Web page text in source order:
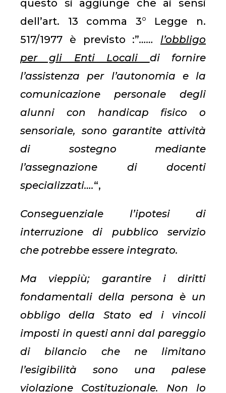
questo si aggiunge che ai sensi
dell’art. 13 comma 3° Legge n.
517/1977 è previsto :”…… l’obbligo
per gli Enti Locali di fornire
l’assistenza per l’autonomia e la
comunicazione personale degli
alunni con handicap fisico o
sensoriale, sono garantite attività
di sostegno mediante
l’assegnazione di docenti
specializzati….“,
Conseguenziale l’ipotesi di
interruzione di pubblico servizio
che potrebbe essere integrato.
Ma vieppiù; garantire i diritti
fondamentali della persona è un
obbligo della Stato ed i vincoli
imposti in questi anni dal pareggio
di bilancio che ne limitano
l’esigibilità sono una palese
violazione Costituzionale. Non lo